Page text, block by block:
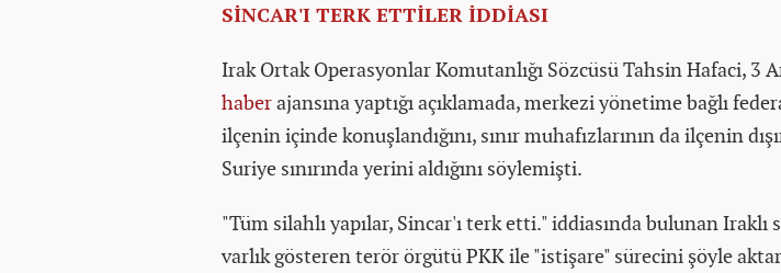
SİNCAR'I TERK ETTİLER İDDİASI
Irak Ortak Operasyonlar Komutanlığı Sözcüsü Tahsin Hafaci, 3
haberajansına yaptığı açıklamada, merkezi yönetime bağlı
ilçenin içinde konuşlandığını, sınır muhafızlarının da ilçenin
Suriye sınırında yerini aldığını söylemişti.
"Tüm silahlı yapılar, Sincar'ı terk etti." iddiasında bulunan Iraklı
varlık gösteren terör örgütü PKK ile "istişare" sürecini şöyle